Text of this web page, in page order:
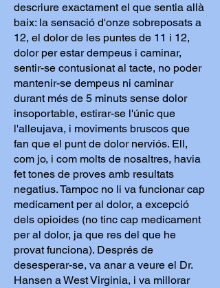
descriure exactament el que sentia allà
baix: la sensació d'onze sobreposats a
12, el dolor de les puntes de 11 i 12,
dolor per estar dempeus i caminar,
sentir-se contusionat al tacte, no poder
mantenir-se dempeus ni caminar
durant més de 5 minuts sense dolor
insoportable, estirar-se l'únic que
l'alleujava, i moviments bruscos que
fan que el punt de dolor nerviós. Ell,
com jo, i com molts de nosaltres, havia
fet tones de proves amb resultats
negatius. Tampoc no li va funcionar cap
medicament per al dolor, a excepció
dels opioides (no tinc cap medicament
per al dolor, ja que res del que he
provat funciona). Després de
desesperar-se, va anar a veure el Dr.
Hansen a West Virginia, i va millorar